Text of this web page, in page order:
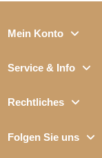
Mein Konto
Service & Info
Rechtliches
Folgen Sie uns